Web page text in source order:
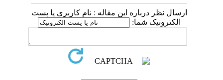
ارسال نظر درباره این مقاله : نام کاربری یا پست
الکترونیک شما: